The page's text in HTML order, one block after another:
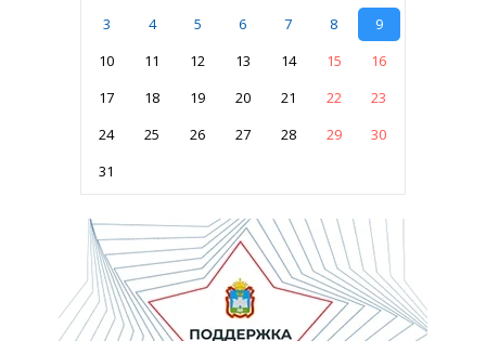
3
4 5 6 7 8
9
10
11 12 13 14 15
16
17
18 19 20 21 22
23
24
25 26 27 28 29
30
31